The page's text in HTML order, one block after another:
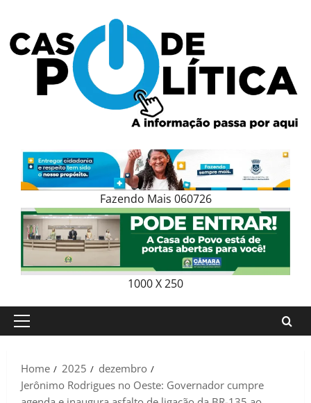
content
Fazendo Mais 060726
1000 X 250
Primary
Home
2025
dezembro
Jerônimo Rodrigues no Oeste: Governador cumpre